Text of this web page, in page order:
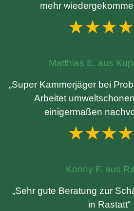
mehr
Matthias E. aus
„Super Kammerjäger bei
Arbeitet
einigermaßen
Konny F. aus
„Sehr gute Beratung zur
in Rastatt“